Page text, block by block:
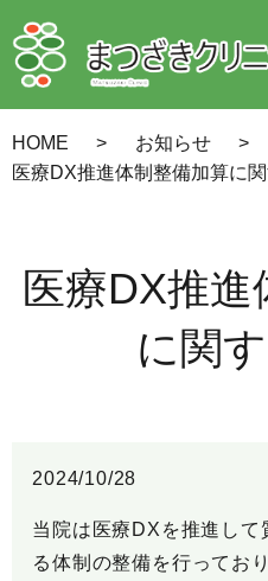
HOME
お知らせ
医療DX推進体制整備加算に
医療DX推
に関
2024/10/28
当院は医療DXを推進して
る体制の整備を行っており